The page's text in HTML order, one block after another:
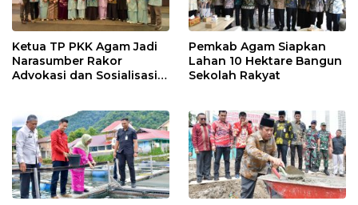
Ketua TP PKK Agam Jadi
Narasumber Rakor
Advokasi dan Sosialisasi
Pemkab Agam Siapkan
Lahan 10 Hektare Bangun
Sekolah Rakyat